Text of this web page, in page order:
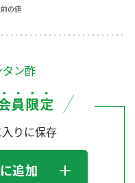
おすしの素
米飯用調味液
アム）
の値
タン酢
りに保存
追加